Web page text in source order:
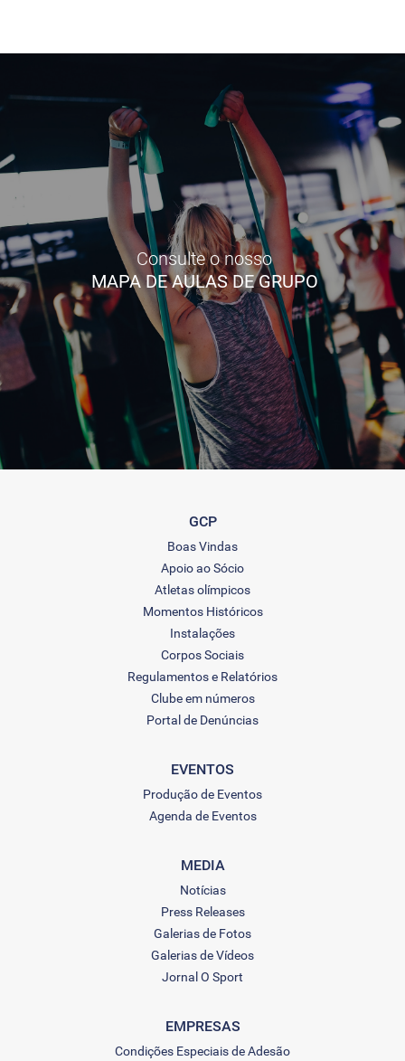
Consulte o nosso
MAPA DE AULAS DE GRUPO
GCP
Boas Vindas
Apoio ao Sócio
Atletas olímpicos
Momentos Históricos
Instalações
Corpos Sociais
Regulamentos e Relatórios
Clube em números
Portal de Denúncias
EVENTOS
Produção de Eventos
Agenda de Eventos
MEDIA
Notícias
Press Releases
Galerias de Fotos
Galerias de Vídeos
Jornal O Sport
EMPRESAS
Condições Especiais de Adesão